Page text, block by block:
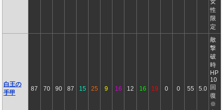
女
性
限
定
白王の
手甲
87 70 90 87 15 25 9 16 12 16 19 0 0 55 5.0
敵
撃
破
時
HP
10
回
復
※